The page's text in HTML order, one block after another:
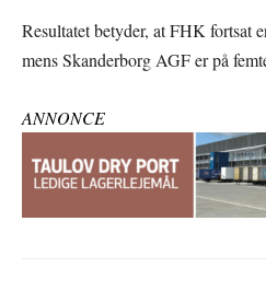
Resultatet betyder, at FHK fortsat
mens Skanderborg AGF er på
ANNONCE